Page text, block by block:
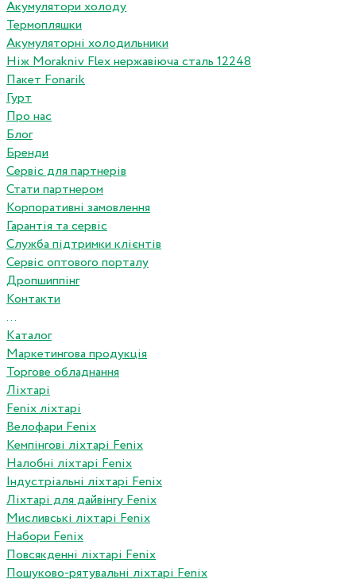
Акумулятори холоду
Термопляшки
Акумуляторні холодильники
Ніж Morakniv Flex нержавіюча сталь 12248
Пакет Fonarik
Гурт
Про нас
Блог
Бренди
Сервіс для партнерів
Стати партнером
Корпоративні замовлення
Гарантія та сервіс
Служба підтримки клієнтів
Сервіс оптового порталу
Дропшиппінг
Контакти
...
Каталог
Маркетингова продукція
Торгове обладнання
Ліхтарі
Fenix ліхтарі
Велофари Fenix
Кемпінгові ліхтарі Fenix
Налобні ліхтарі Fenix
Індустріальні ліхтарі Fenix
Ліхтарі для дайвінгу Fenix
Мисливські ліхтарі Fenix
Набори Fenix
Повсякденні ліхтарі Fenix
Пошуково-рятувальні ліхтарі Fenix